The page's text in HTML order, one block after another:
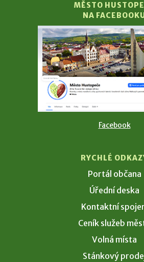
MĚSTO
NA
Facebook
RYCHLÉ
Portál občana
Úřední deska
Kontaktní
Ceník služeb
Volná místa
Stánkový